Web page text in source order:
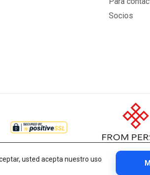
Socios
Política de privacidad
usted acepta nuestro uso